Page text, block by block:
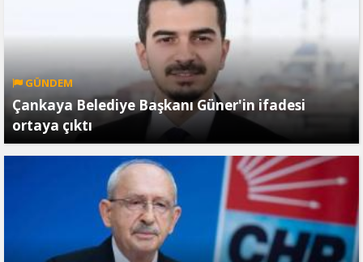
GÜNDEM
Çankaya Belediye Başkanı Güner'in ifadesi
ortaya çıktı